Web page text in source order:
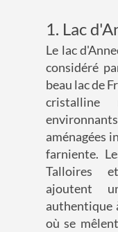
1. Lac
Le lac
considéré
beau lac de
cristalline
aménagées
farniente.
Talloires
ajoutent
authentique
où se